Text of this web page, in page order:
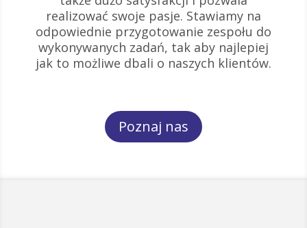
realizować swoje pasje. Stawiamy na
odpowiednie przygotowanie zespołu do
wykonywanych zadań, tak aby najlepiej
jak to możliwe dbali o naszych klientów.
Poznaj nas